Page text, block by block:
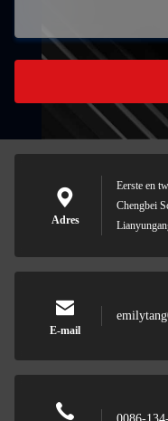
Adres
Eerste en
Chengbei
E-mail